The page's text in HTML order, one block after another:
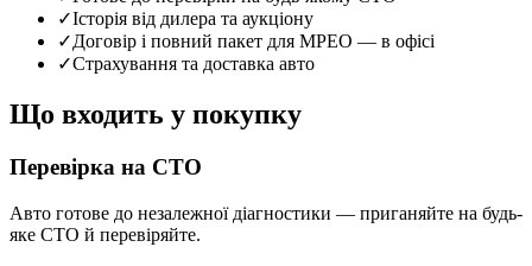
✓Історія від дилера та аукціону
✓Договір і повний пакет для МРЕО — в офісі
✓Страхування та доставка авто
Що входить у покупку
Перевірка на СТО
Авто готове до незалежної діагностики — приганяйте на будь-
яке СТО й перевіряйте.